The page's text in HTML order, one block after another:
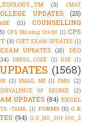
(3)
CMAT
UPDATES (25)
(11)
COUNSELLING
CPS Missing Credit (1) CPS
(3) CUET EXAM UPDATES (1)
UPDATES (21)
DEO
(14) DRESS_CODE (1) DSE (1)
(1568)
(2) EMAIL ME (1) EMIS (2)
OF DEGREE (2)
UPDATES (84) EXCEL
-TAMIL (1) FORMS (5) G.K
(94) G.O_NO_001-100_2